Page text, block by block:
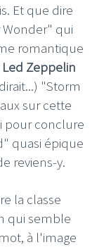
Et que dire
Wonder" qui
romantique
Led Zeppelin
"Storm
sur cette
pour conclure
quasi épique
reviens-y.
la classe
qui semble
à l'image